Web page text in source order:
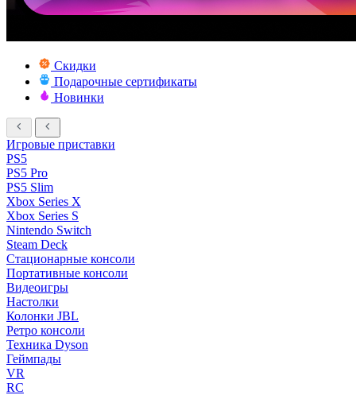
Скидки
Подарочные сертификаты
Новинки
Игровые приставки
PS5
PS5 Pro
PS5 Slim
Xbox Series X
Xbox Series S
Nintendo Switch
Steam Deck
Стационарные консоли
Портативные консоли
Видеоигры
Настолки
Колонки JBL
Ретро консоли
Техника Dyson
Геймпады
VR
RC